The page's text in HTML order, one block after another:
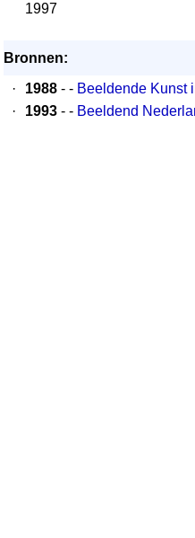
1997
Bronnen:
·
1988 - - Beeldende Kunst
·
1993 - - Beeldend